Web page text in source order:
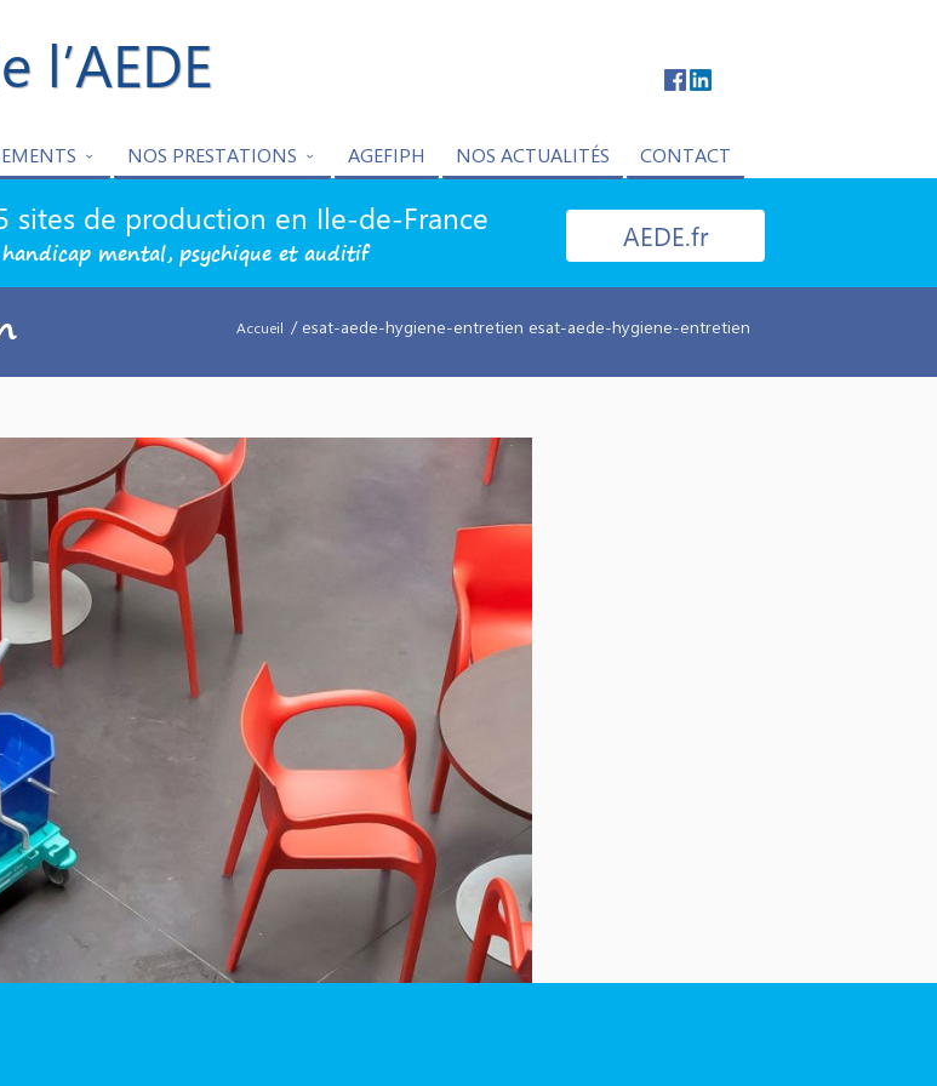
l’AEDE
NOS PRESTATIONS AGEFIPH NOS ACTUALITÉS CONTACT
sites de production en Ile-de-France
mental, psychique et auditif AEDE.fr
Accueil / esat-aede-hygiene-entretien esat-aede-hygiene-entretien